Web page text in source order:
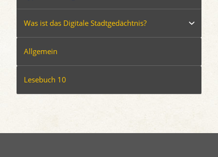
Was ist das Digitale Stadtgedächtnis?
Allgemein
Lesebuch 10